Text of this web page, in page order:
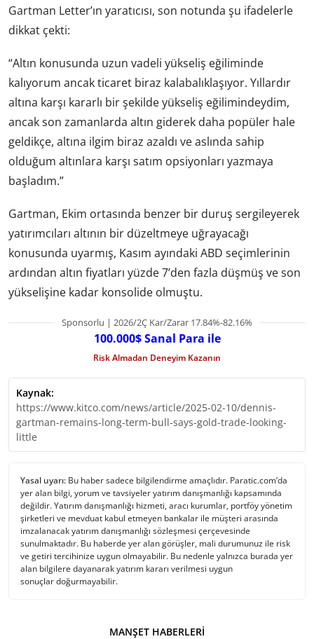
Gartman Letter’ın yaratıcısı, son notunda şu ifadelerle
dikkat çekti:
“Altın konusunda uzun vadeli yükseliş eğiliminde
kalıyorum ancak ticaret biraz kalabalıklaşıyor. Yıllardır
altına karşı kararlı bir şekilde yükseliş eğilimindeydim,
ancak son zamanlarda altın giderek daha popüler hale
geldikçe, altına ilgim biraz azaldı ve aslında sahip
olduğum altınlara karşı satım opsiyonları yazmaya
başladım.”
Gartman, Ekim ortasında benzer bir duruş sergileyerek
yatırımcıları altının bir düzeltmeye uğrayacağı
konusunda uyarmış, Kasım ayındaki ABD seçimlerinin
ardından altın fiyatları yüzde 7’den fazla düşmüş ve son
yükselişine kadar konsolide olmuştu.
Sponsorlu | 2026/2Ç Kar/Zarar 17.84%-82.16%
100.000$ Sanal Para ile
Risk Almadan Deneyim Kazanın
Kaynak:
https://www.kitco.com/news/article/2025-02-10/dennis-
gartman-remains-long-term-bull-says-gold-trade-looking-
little
Yasal uyarı: Bu haber sadece bilgilendirme amaçlıdır. Paratic.com’da
yer alan bilgi, yorum ve tavsiyeler yatırım danışmanlığı kapsamında
değildir. Yatırım danışmanlığı hizmeti, aracı kurumlar, portföy yönetim
şirketleri ve mevduat kabul etmeyen bankalar ile müşteri arasında
imzalanacak yatırım danışmanlığı sözleşmesi çerçevesinde
sunulmaktadır. Bu haberde yer alan görüşler, mali durumunuz ile risk
ve getiri tercihinize uygun olmayabilir. Bu nedenle yalnızca burada yer
alan bilgilere dayanarak yatırım kararı verilmesi uygun
sonuçlar doğurmayabilir.
MANŞET HABERLERI